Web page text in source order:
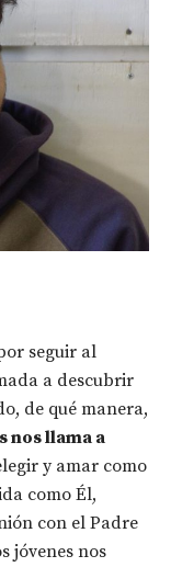
seguir al
a descubrir
de qué manera,
nos llama a
y amar como
como Él,
con el Padre
jóvenes nos